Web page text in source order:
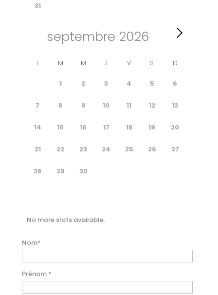
31
septembre 2026
L M M J V S D
1 2 3 4 5 6
7 8 9 10 11 12 13
14 15 16 17 18 19 20
21 22 23 24 25 26 27
28 29 30
No more slots available.
Nom*
Prénom *